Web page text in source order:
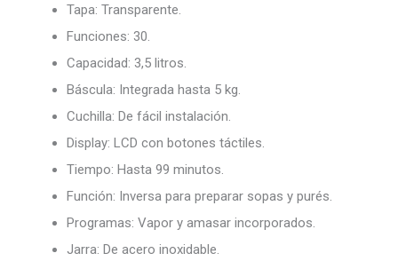
Tapa: Transparente.
Funciones: 30.
Capacidad: 3,5 litros.
Báscula: Integrada hasta 5 kg.
Cuchilla: De fácil instalación.
Display: LCD con botones táctiles.
Tiempo: Hasta 99 minutos.
Función: Inversa para preparar sopas y purés.
Programas: Vapor y amasar incorporados.
Jarra: De acero inoxidable.